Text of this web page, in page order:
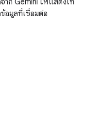
อมูลที่เชื่อมต่อ